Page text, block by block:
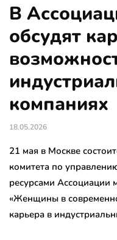
В
обсудят
компаниях
18.05.2026
21 мая в Москве
комитета по
ресурсами Ассоциации
«Женщины в
карьера в